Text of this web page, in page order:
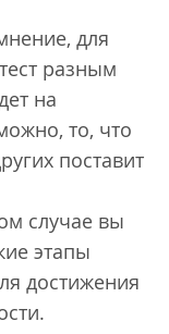
для
разным
на
то, что
поставит
случае вы
этапы
достижения